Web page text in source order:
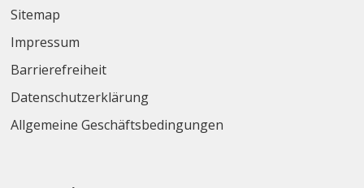
Sitemap
Impressum
Barrierefreiheit
Datenschutzerklärung
Allgemeine Geschäftsbedingungen